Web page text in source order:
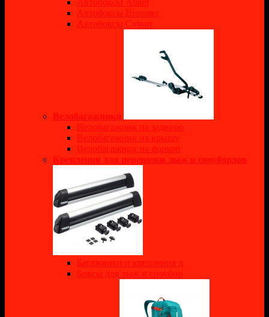
Автобоксы Broomer
Автобоксы Cybort
Велобагажники
Велобагажник на заднюю
Велобагажник на крышу
Велобагажник на фаркоп
Крепления для перевозки лыж и сноубордов
Багажники и крепления д
Боксы для лыж и сноубор